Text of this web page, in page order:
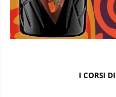
I CORSI